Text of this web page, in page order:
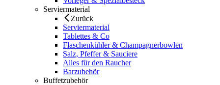
Serviermaterial
Zurück
Serviermaterial
Tablettes & Co
Flaschenkühler & Champagnerbowlen
Salz, Pfeffer & Sauciere
Alles für den Raucher
Barzubehör
Buffetzubehör